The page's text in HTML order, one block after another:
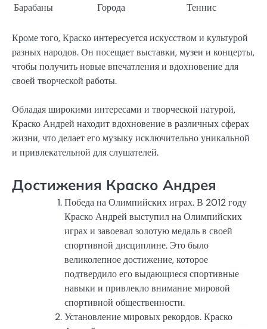
Барабаны
Города Теннис
Кроме того, Краско интересуется искусством и культурой
разных народов. Он посещает выставки, музеи и концерты,
чтобы получить новые впечатления и вдохновение для
своей творческой работы.
Обладая широкими интересами и творческой натурой,
Краско Андрей находит вдохновение в различных сферах
жизни, что делает его музыку исключительно уникальной
и привлекательной для слушателей.
Достижения Краско Андрея
Победа на Олимпийских играх. В 2012 году
Краско Андрей выступил на Олимпийских
играх и завоевал золотую медаль в своей
спортивной дисциплине. Это было
великолепное достижение, которое
подтвердило его выдающиеся спортивные
навыки и привлекло внимание мировой
спортивной общественности.
Установление мировых рекордов. Краско